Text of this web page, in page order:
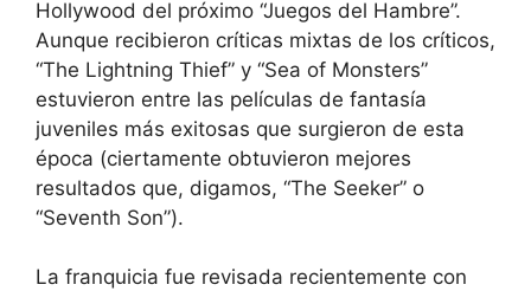
Hollywood del próximo “Juegos del Hambre”.
Aunque recibieron críticas mixtas de los críticos,
“The Lightning Thief” y “Sea of ​​Monsters”
estuvieron entre las películas de fantasía
juveniles más exitosas que surgieron de esta
época (ciertamente obtuvieron mejores
resultados que, digamos, “The Seeker” o
“Seventh Son”).
La franquicia fue revisada recientemente con